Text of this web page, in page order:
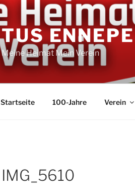
TUS ENNEPE
Meine Heimat Mein Verein
Startseite 100-Jahre Verein
IMG_5610